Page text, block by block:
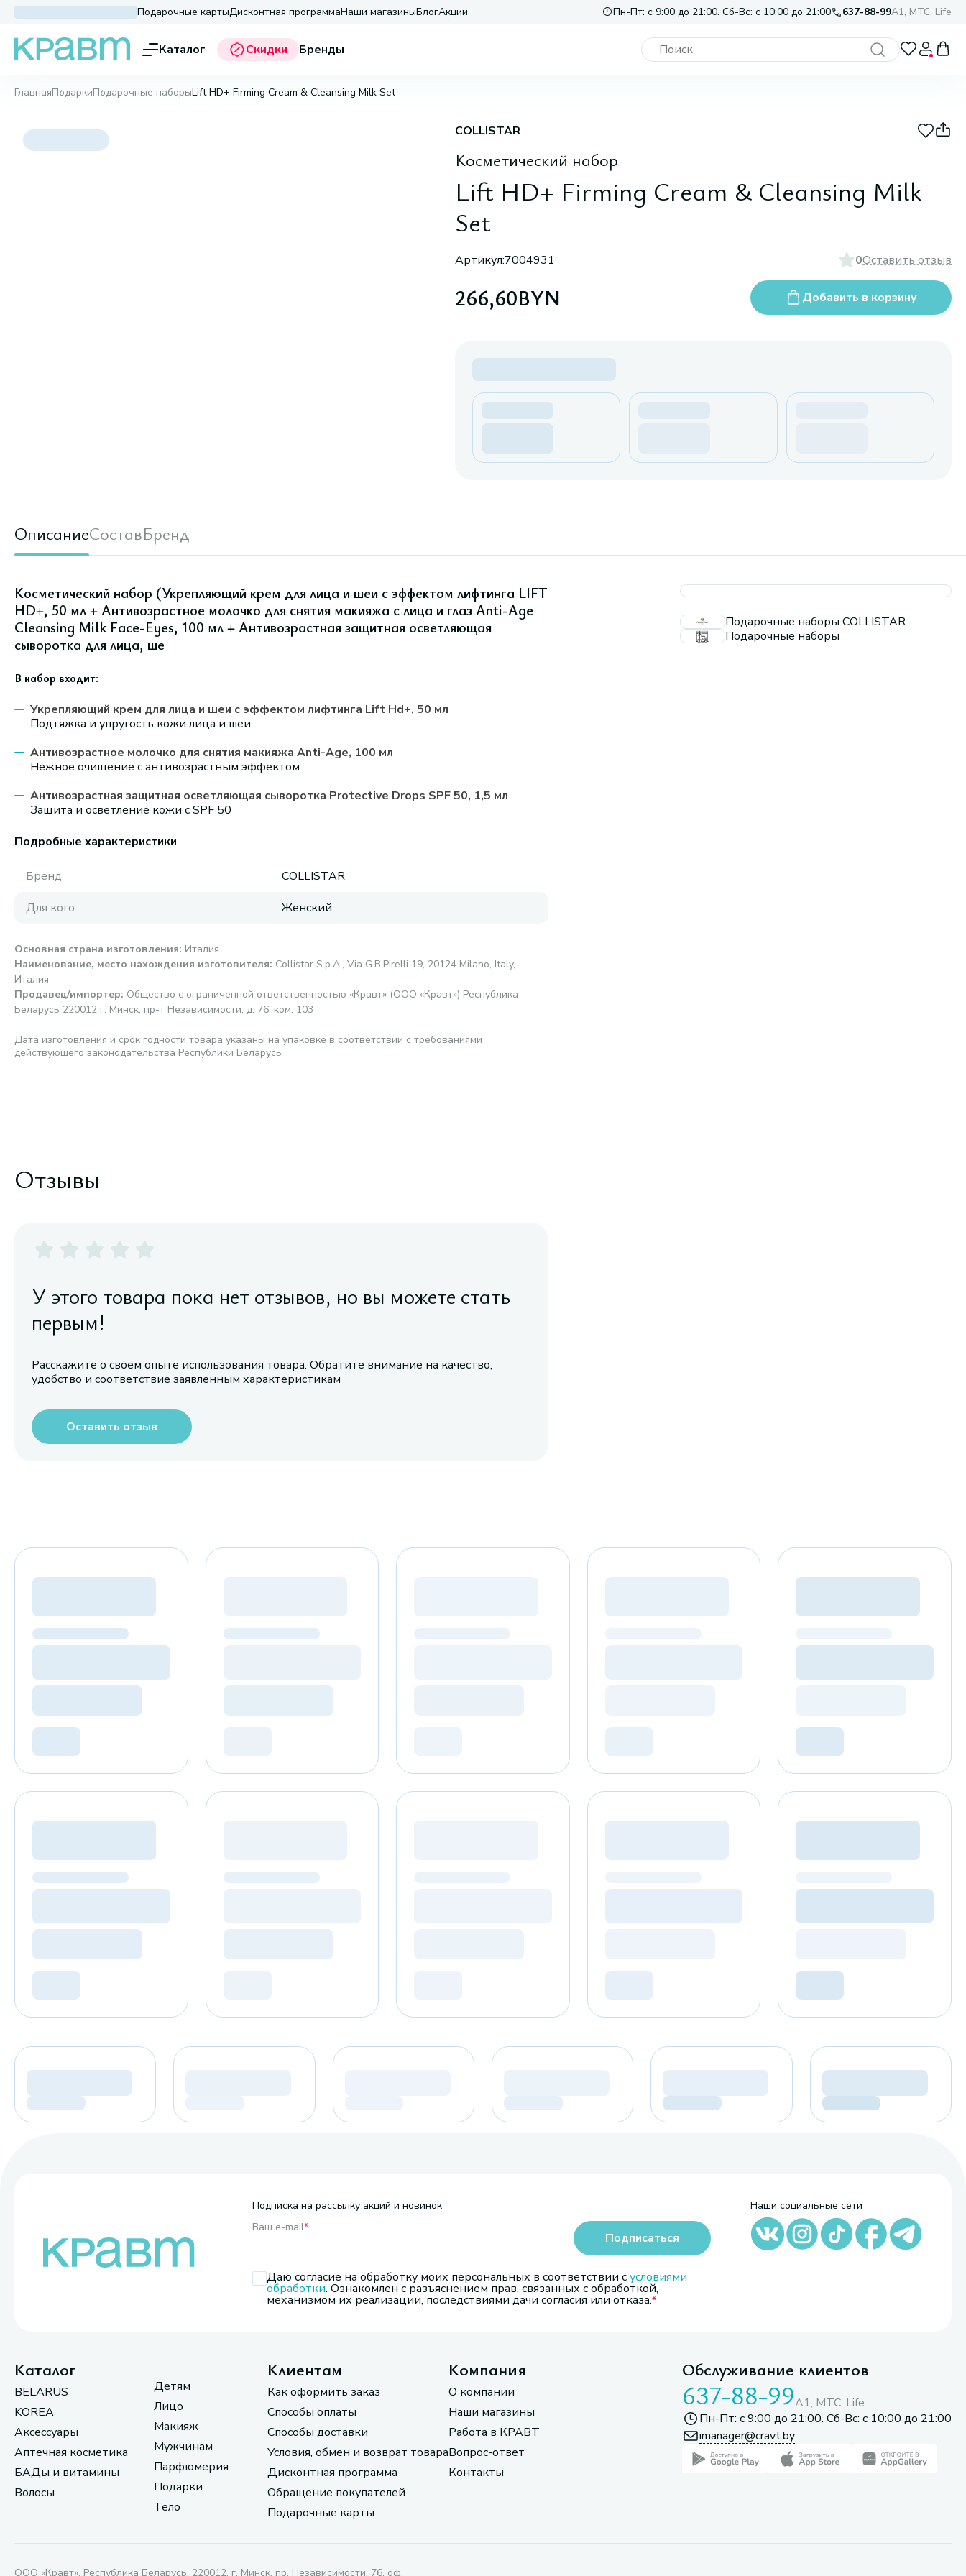
Подарочные картыДисконтная программаНаши магазиныБлогАкции Пн-Пт: с 9:00 до 21:00. Сб-Вс: с 10:00 до 21:00 637-88-99A1, МТС, Life
Каталог Скидки Бренды
ГлавнаяПодаркиПодарочные наборыLift HD+ Firming Cream & Cleansing Milk Set
COLLISTAR
Косметический набор
Lift HD+ Firming Cream & Cleansing Milk
Set
Артикул:7004931 0Оставить отзыв
266,60BYN Добавить в корзину
ОписаниеСоставБренд
Косметический набор (Укрепляющий крем для лица и шеи с эффектом лифтинга LIFT
HD+, 50 мл + Антивозрастное молочко для снятия макияжа с лица и глаз Anti-Age
Cleansing Milk Face-Eyes, 100 мл + Антивозрастная защитная осветляющая
сыворотка для лица, ше
В набор входит:
Укрепляющий крем для лица и шеи с эффектом лифтинга Lift Hd+, 50 мл
Подтяжка и упругость кожи лица и шеи
Антивозрастное молочко для снятия макияжа Anti-Age, 100 мл
Нежное очищение с антивозрастным эффектом
Антивозрастная защитная осветляющая сыворотка Protective Drops SPF 50, 1,5 мл
Защита и осветление кожи с SPF 50
Подробные характеристики
Бренд
COLLISTAR
Для кого
Женский
Основная страна изготовления: Италия
Наименование, место нахождения изготовителя: Collistar S.p.A., Via G.B.Pirelli 19, 20124 Milano, Italy,
Италия
Продавец/импортер: Общество с ограниченной ответственностью «Кравт» (ООО «Кравт») Республика
Беларусь 220012 г. Минск, пр-т Независимости, д. 76, ком. 103
Дата изготовления и срок годности товара указаны на упаковке в соответствии с требованиями
действующего законодательства Республики Беларусь
Подарочные наборы COLLISTAR
Подарочные наборы
Отзывы
У этого товара пока нет отзывов, но вы можете стать
первым!
Расскажите о своем опыте использования товара. Обратите внимание на качество,
удобство и соответствие заявленным характеристикам
Оставить отзыв
Подписка на рассылку акций и новинок
Ваш e-mail*
Даю согласие на обработку моих персональных в соответствии сусловиями
обработки. Ознакомлен с разъяснением прав, связанных с обработкой,
механизмом их реализации, последствиями дачи согласия или отказа.
Подписаться
Наши социальные сети
Каталог
BELARUS
KOREA
Аксессуары
Аптечная косметика
БАДы и витамины
Волосы
Детям
Лицо
Макияж
Мужчинам
Парфюмерия
Подарки
Тело
Клиентам
Как оформить заказ
Способы оплаты
Способы доставки
Условия, обмен и возврат товара
Дисконтная программа
Обращение покупателей
Подарочные карты
Компания
О компании
Наши магазины
Работа в КРАВТ
Вопрос-ответ
Контакты
Обслуживание клиентов
637-88-99A1, МТС, Life
Пн-Пт: с 9:00 до 21:00. Сб-Вс: с 10:00 до 21:00
imanager@cravt.by
ООО «Кравт». Республика Беларусь, 220012, г. Минск, пр. Независимости, 76, оф.